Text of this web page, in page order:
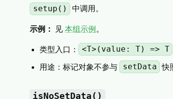
setup() 中调用。
示例： 见 本组示例 。
类型入口： <T>(value: T) => T
用途：标记对象不参与 setData 快
isNoSetData()